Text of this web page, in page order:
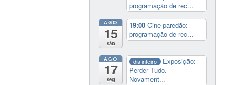
programação de rec...
AGO
15
sáb
19:00Cine paredão:
programação de rec...
AGO
17
seg
dia inteiro
Exposição:
Perder Tudo.
Novament...